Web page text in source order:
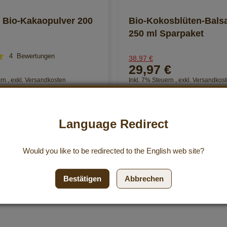
Bio-Kakaopulver 200
4 Bewertungen
, exkl. Versandkosten
Bio-Kokosblüten-
250 ml Sparpaket
38,97 €
29,97 €
Inkl. 7% Steuern , exkl.
39,96 €/ 1000 ml
In den Einkaufswagen
Language Redirect
Would you like to be redirected to the English web site?
Bestätigen Abbrechen